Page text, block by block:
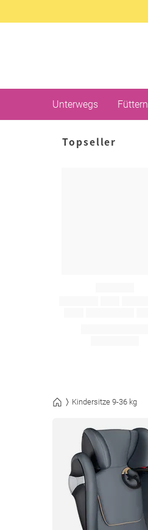
Unterwegs Füttern
Topseller
Kindersitze 9-36 kg